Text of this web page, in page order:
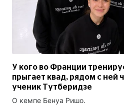
У кого во Франции
прыгает квад, рядом с ней
ученик Тутберидзе
О кемпе Бенуа Ришо.